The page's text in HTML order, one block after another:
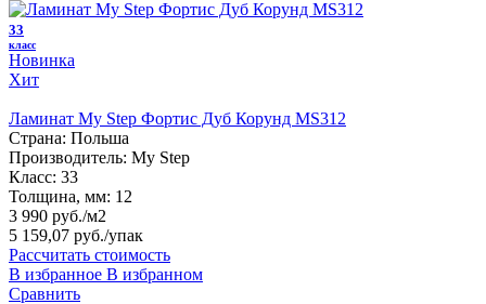
33
класс
Новинка
Хит
Ламинат My Step Фортис Дуб Корунд MS312
Страна: Польша
Производитель: My Step
Класс: 33
Толщина, мм: 12
3 990 руб./м2
5 159,07 руб./упак
Рассчитать стоимость
В избранное В избранном
Сравнить